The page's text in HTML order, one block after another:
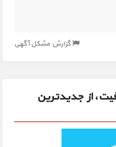
گزارش مشکل آگهی
از جدیدترین